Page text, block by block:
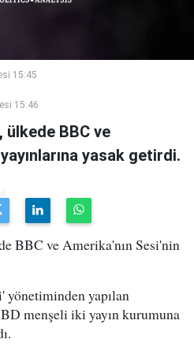
15:45
15:46
BBC ve
yasak getirdi.
BBC ve Amerika'nın Sesi'nin
yapılan
menşeli iki yayın kurumuna